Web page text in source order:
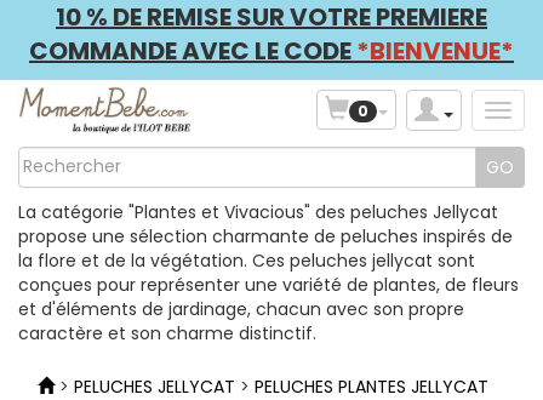
10 % DE REMISE SUR VOTRE PREMIERE
COMMANDE AVEC LE CODE*BIENVENUE*
0
La catégorie "Plantes et Vivacious" des peluches Jellycat
propose une sélection charmante de peluches inspirés de
la flore et de la végétation. Ces peluches jellycat sont
conçues pour représenter une variété de plantes, de fleurs
et d'éléments de jardinage, chacun avec son propre
caractère et son charme distinctif.
> PELUCHES JELLYCAT > PELUCHES PLANTES JELLYCAT